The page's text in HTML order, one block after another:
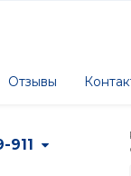
Отзывы
911